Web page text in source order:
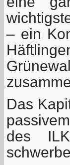
– ein
Das
des